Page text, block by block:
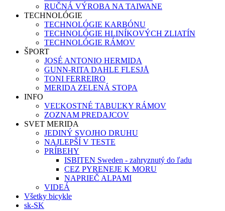
RUČNÁ VÝROBA NA TAIWANE
TECHNOLÓGIE
TECHNOLÓGIE KARBÓNU
TECHNOLÓGIE HLINÍKOVÝCH ZLIATÍN
TECHNOLÓGIE RÁMOV
ŠPORT
JOSÉ ANTONIO HERMIDA
GUNN-RITA DAHLE FLESJÅ
TONI FERREIRO
MERIDA ZELENÁ STOPA
INFO
VEĽKOSTNÉ TABUĽKY RÁMOV
ZOZNAM PREDAJCOV
SVET MERIDA
JEDINÝ SVOJHO DRUHU
NAJLEPŠÍ V TESTE
PRÍBEHY
ISBITEN Sweden - zahryznutý do ľadu
CEZ PYRENEJE K MORU
NAPRIEČ ALPAMI
VIDEÁ
Všetky bicykle
sk-SK